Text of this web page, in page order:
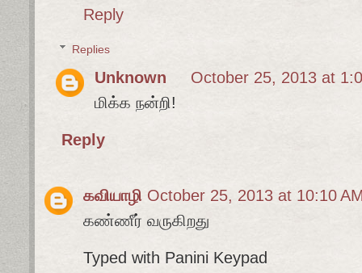
Reply
Replies
Unknown
October 25, 2013 at
மிக்க நன்றி!
Reply
கவியாழி October 25, 2013 at 10:10
கண்ணீர் வருகிறது
Typed with Panini Keypad